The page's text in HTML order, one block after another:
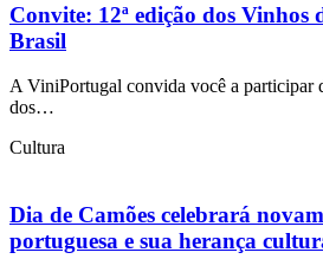
Convite: 12ª edição dos Vinhos
Brasil
A ViniPortugal convida você a participar
dos…
Cultura
Dia de Camões celebrará
portuguesa e sua herança